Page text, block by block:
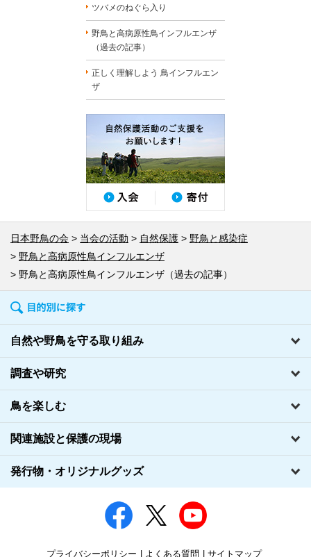
ツバメのねぐら入り
野鳥と高病原性鳥インフルエンザ
（過去の記事）
正しく理解しよう 鳥インフルエン
ザ
日本野鳥の会 当会の活動 自然保護
野鳥と感染症
野鳥と高病原性鳥インフルエンザ
野鳥と高病原性鳥インフルエンザ（過去の記事）
自然や野鳥を守る取り組み
調査や研究
鳥を楽しむ
関連施設と保護の現場
発行物・オリジナルグッズ
プライバシーポリシー よくある質問 サイトマップ